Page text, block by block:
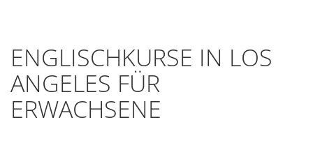
ENGLISCHKURSE IN LOS
ANGELES FÜR
ERWACHSENE